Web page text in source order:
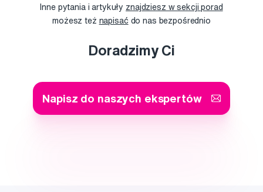
Inne pytania i artykuły znajdziesz w sekcji porad
możesz też napisać do nas bezpośrednio
Doradzimy Ci
Napisz do naszych ekspertów